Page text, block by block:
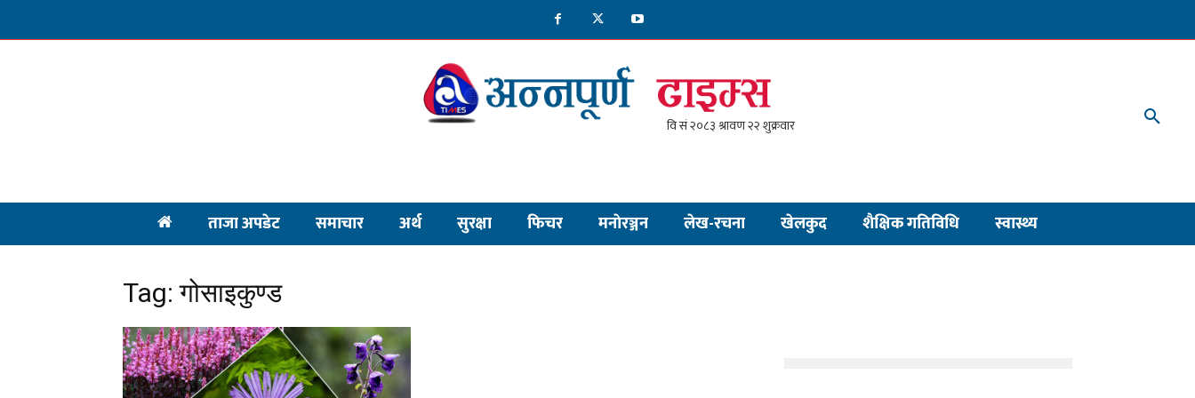
ताजा अपडेट समाचार अर्थ सुरक्षा फिचर मनाेरञ्जन लेख-रचना खेलकुद शैक्षिक गतिविधि स्वास्थ्य
Tag: गोसाइकुण्ड